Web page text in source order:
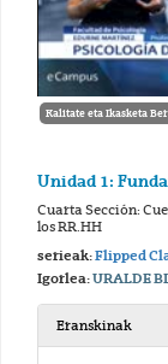
Kalitate eta Ikasketa
Unidad 1:
Cuarta Sección:
los RR.HH
serieak:Flipped
Igorlea:URALDE
Eranskinak